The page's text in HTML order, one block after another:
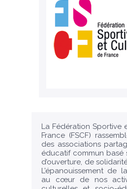
La Fédération Sportive
France (FSCF)
des associations
éducatif commun basé
d’ouverture, de
L’épanouissement de
au cœur de nos